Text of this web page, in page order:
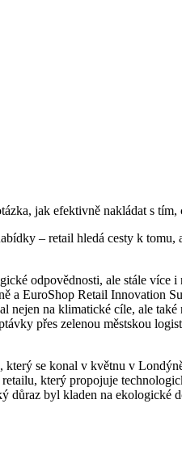
jak efektivně nakládat s tím,
– retail hledá cesty k
odpovědnosti, ale stále více
EuroShop Retail Innovation
na klimatické cíle, ale
přes zelenou městskou
se konal v květnu v
který propojuje
byl kladen na ekologické